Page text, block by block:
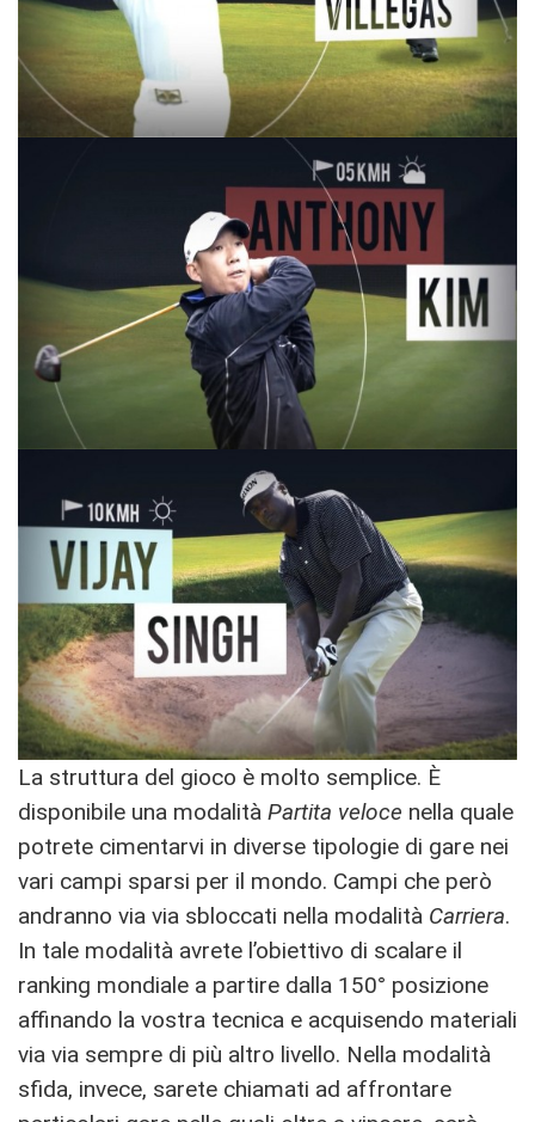
La struttura del gioco è molto semplice. È
disponibile una modalità Partita veloce nella quale
potrete cimentarvi in diverse tipologie di gare nei
vari campi sparsi per il mondo. Campi che però
andranno via via sbloccati nella modalità Carriera.
In tale modalità avrete l’obiettivo di scalare il
ranking mondiale a partire dalla 150° posizione
affinando la vostra tecnica e acquisendo materiali
via via sempre di più altro livello. Nella modalità
sfida, invece, sarete chiamati ad affrontare